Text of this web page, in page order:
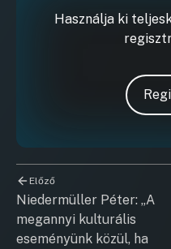
Használja ki
Előző
Niedermüller Péter: „A
megannyi kulturális
eseményünk közül, ha